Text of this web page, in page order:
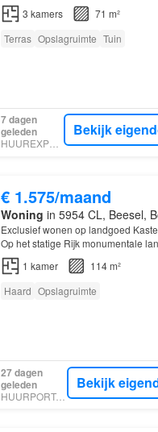
3 kamers
71 m²
Terras Opslagruimte Tuin
7 dagen
geleden
HUUREXPERT
Bekijk
€ 1.575/maand
Woning in 5954 CL, Beesel,
Exclusief wonen op landgoed
Op het statige Rijk monumentale
bijzondere, vrijstaande voormalige
1 kamer
114 m²
Haard Opslagruimte
27 dagen
geleden
HUURPORTAAL
Bekijk